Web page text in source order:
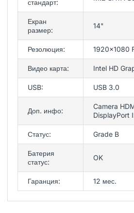
стандарт:
Екран
размер:
14"
Резолюция: 1920x1080
Видео карта: Intel HD
USB: USB 3.0
Доп. инфо:
Camera
DisplayPort
Статус: Grade B
Батерия
статус:
OK
Гаранция: 12 мес.